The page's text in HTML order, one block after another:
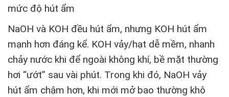
mức độ hút ẩm
NaOH và KOH đều hút ẩm, nhưng KOH hút ẩm
mạnh hơn đáng kể. KOH vảy/hạt dễ mềm, nhanh
chảy nước khi để ngoài không khí, bề mặt thường
hơi “ướt” sau vài phút. Trong khi đó, NaOH vảy
hút ẩm chậm hơn, khi mới mở bao thường khô